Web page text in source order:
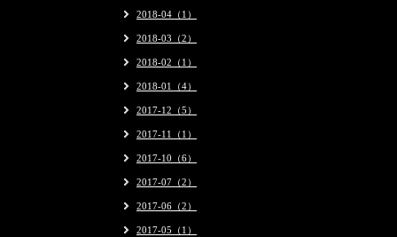
2018-04（1）
2018-03（2）
2018-02（1）
2018-01（4）
2017-12（5）
2017-11（1）
2017-10（6）
2017-07（2）
2017-06（2）
2017-05（1）